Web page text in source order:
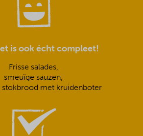
is ook écht compleet!
Frisse salades,
smeuïge sauzen,
stokbrood met kruidenboter